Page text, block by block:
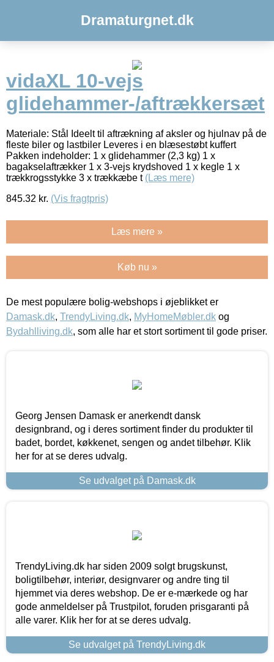
Dramaturgnet.dk
vidaXL 10-vejs
glidehammer-/aftrækkersæt
Materiale: Stål Ideelt til aftrækning af aksler og hjulnav på de
fleste biler og lastbiler Leveres i en blæsestøbt kuffert
Pakken indeholder: 1 x glidehammer (2,3 kg) 1 x
bagakselaftrækker 1 x 3-vejs krydshoved 1 x kegle 1 x
trækkrogsstykke 3 x trækkæbe t (Læs mere)
845.32 kr. (Vis fragtpris)
Læs mere »
Køb nu »
De mest populære bolig-webshops i øjeblikket er
Damask.dk, TrendyLiving.dk, MyHomeMøbler.dk og
Bydahlliving.dk, som alle har et stort sortiment til gode priser.
Georg Jensen Damask er anerkendt dansk
designbrand, og i deres sortiment finder du produkter til
badet, bordet, køkkenet, sengen og andet tilbehør. Klik
her for at se deres udvalg.
Se udvalget på Damask.dk
TrendyLiving.dk har siden 2009 solgt brugskunst,
boligtilbehør, interiør, designvarer og andre ting til
hjemmet via deres webshop. De er e-mærkede og har
gode anmeldelser på Trustpilot, foruden prisgaranti på
alle varer. Klik her for at se deres udvalg.
Se udvalget på TrendyLiving.dk